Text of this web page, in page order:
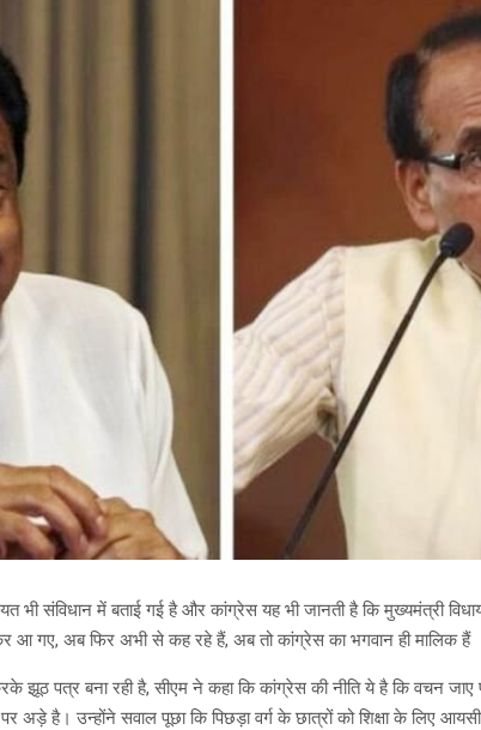
भी संविधान में बताई गई है और कांग्रेस यह भी जानती है कि मुख्यमंत्री
आ गए, अब फिर अभी से कह रहे हैं, अब तो कांग्रेस का भगवान ही मालिक हैं
झूठ पत्र बना रही है, सीएम ने कहा कि कांग्रेस की नीति ये है कि वचन जाए
है। उन्होंने सवाल पूछा कि पिछड़ा वर्ग के छात्रों को शिक्षा के लिए